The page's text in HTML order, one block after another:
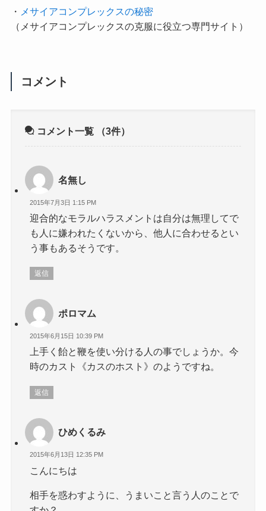
・ メサイアコンプレックスの秘密
（メサイアコンプレックスの克服に役立つ専門サイト）
コメント
コメント一覧 （3件）
名無し
2015年7月3日 1:15 PM
迎合的なモラルハラスメントは自分は無理してで
も人に嫌われたくないから、他人に合わせるとい
う事もあるそうです。
返信
ポロマム
2015年6月15日 10:39 PM
上手く飴と鞭を使い分ける人の事でしょうか。今
時のカスト《カスのホスト》のようですね。
返信
ひめくるみ
2015年6月13日 12:35 PM
こんにちは
相手を惑わすように、うまいこと言う人のことで